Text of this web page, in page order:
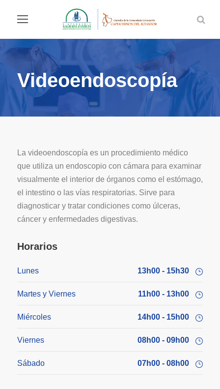
Videoendoscopía
La videoendoscopía es un procedimiento médico
que utiliza un endoscopio con cámara para examinar
visualmente el interior de órganos como el estómago,
el intestino o las vías respiratorias. Sirve para
diagnosticar y tratar condiciones como úlceras,
cáncer y enfermedades digestivas.
Horarios
Lunes 13h00 - 15h30
Martes y Viernes 11h00 - 13h00
Miércoles 14h00 - 15h00
Viernes 08h00 - 09h00
Sábado 07h00 - 08h00